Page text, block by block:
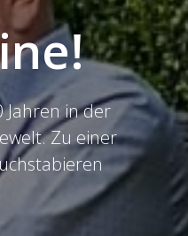
in der
Zu einer